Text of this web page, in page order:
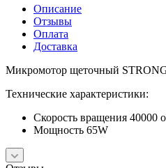
Описание
Отзывы
Оплата
Доставка
Микромотор щеточный
Технические характеристики:
Скорость вращения 40000
Mощность 65W